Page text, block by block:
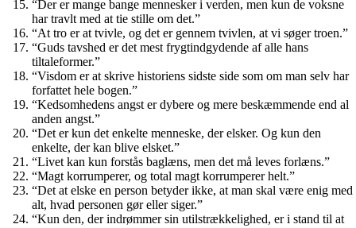
“Der er mange bange mennesker i verden, men kun de voksne
har travlt med at tie stille om det.”
“At tro er at tvivle, og det er gennem tvivlen, at vi søger troen.”
“Guds tavshed er det mest frygtindgydende af alle hans
tiltaleformer.”
“Visdom er at skrive historiens sidste side som om man selv har
forfattet hele bogen.”
“Kedsomhedens angst er dybere og mere beskæmmende end al
anden angst.”
“Det er kun det enkelte menneske, der elsker. Og kun den
enkelte, der kan blive elsket.”
“Livet kan kun forstås baglæns, men det må leves forlæns.”
“Magt korrumperer, og total magt korrumperer helt.”
“Det at elske en person betyder ikke, at man skal være enig med
alt, hvad personen gør eller siger.”
“Kun den, der indrømmer sin utilstrækkelighed, er i stand til at